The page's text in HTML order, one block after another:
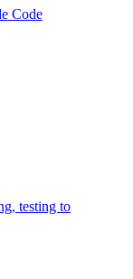
Code
testing to